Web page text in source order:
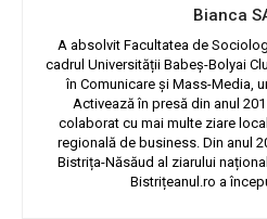
Bianca
A absolvit Facultatea de
cadrul Universității Babeș-Bolyai
în Comunicare și Mass-Media,
Activează în presă din anul
colaborat cu mai multe ziare
regională de business. Din anul
Bistrița-Năsăud al ziarului
Bistrițeanul.ro a